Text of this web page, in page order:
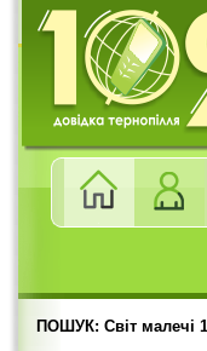
ПОШУК: Світ малечі